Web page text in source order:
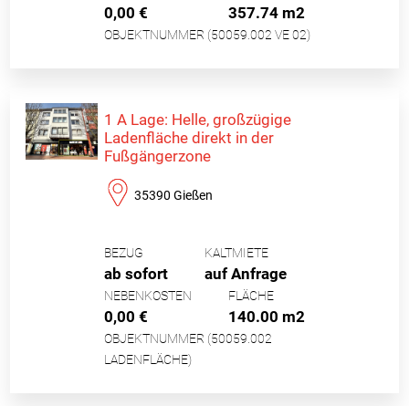
0,00 € 357.74 m2
OBJEKTNUMMER (50059.002 VE 02)
1 A Lage: Helle, großzügige
Ladenfläche direkt in der
Fußgängerzone
35390 Gießen
BEZUG
ab sofort
KALTMIETE
auf Anfrage
NEBENKOSTEN
0,00 €
FLÄCHE
140.00 m2
OBJEKTNUMMER (50059.002
LADENFLÄCHE)